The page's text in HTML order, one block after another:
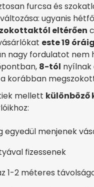
furcsa és
változása: ugyanis
eltérően
este 19 óráig
nagy fordulatot nem
8-tól nyílnak
korábban
mellett különböző
egyedül menjenek
fizessenek
1-2 méteres